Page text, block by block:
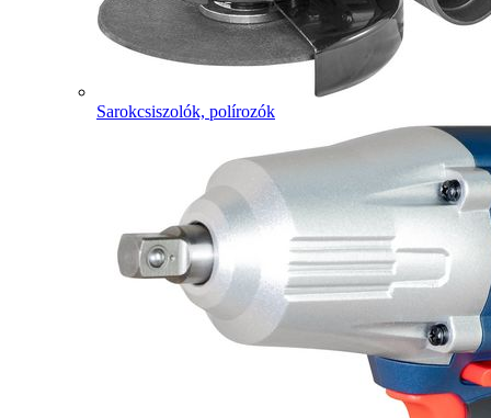
Sarokcsiszolók, polírozók